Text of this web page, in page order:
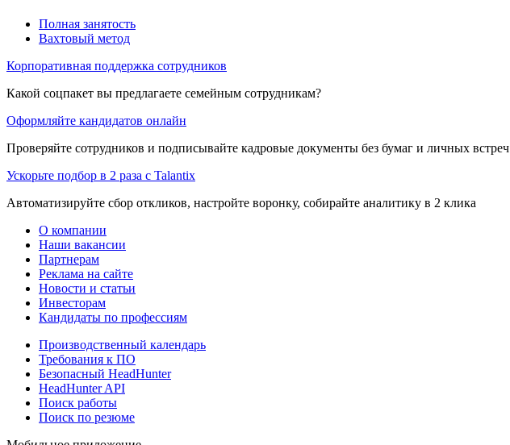
Полная занятость
Вахтовый метод
Корпоративная поддержка сотрудников
Какой соцпакет вы предлагаете семейным сотрудникам?
Оформляйте кандидатов онлайн
Проверяйте сотрудников и подписывайте кадровые документы без бумаг и личных встреч
Ускорьте подбор в 2 раза с Talantix
Автоматизируйте сбор откликов, настройте воронку, собирайте аналитику в 2 клика
О компании
Наши вакансии
Партнерам
Реклама на сайте
Новости и статьи
Инвесторам
Кандидаты по профессиям
Производственный календарь
Требования к ПО
Безопасный HeadHunter
HeadHunter API
Поиск работы
Поиск по резюме